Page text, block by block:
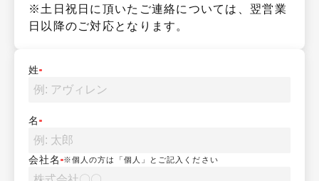
※土日祝日に頂いたご連絡については、翌営業
日以降のご対応となります。
姓
名
会社名 ※個人の方は「個人」とご記入ください